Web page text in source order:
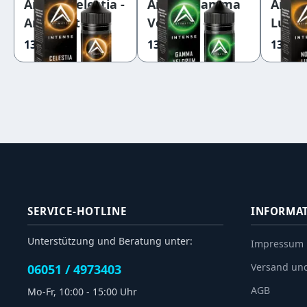
Aroma Celestia -
Antimatter
Intense
13,90 €
Aroma Gamma
Velorum -
Antimatter
Intense
13,90 €
Luna
13,90 €
SERVICE-HOTLINE
Unterstützung und Beratung unter:
06051 / 4973403
Mo-Fr, 10:00 - 15:00 Uhr
Impressum
Versand
AGB